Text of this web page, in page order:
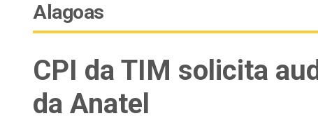
Alagoas
CPI da TIM solicita
da Anatel